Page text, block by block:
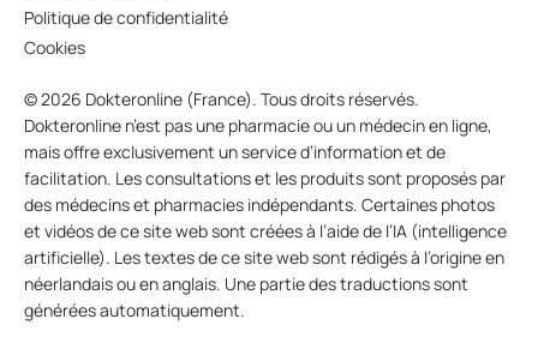
Politique de confidentialité
Cookies
© 2026 Dokteronline (France). Tous droits réservés.
Dokteronline n’est pas une pharmacie ou un médecin en ligne,
mais offre exclusivement un service d’information et de
facilitation. Les consultations et les produits sont proposés par
des médecins et pharmacies indépendants. Certaines photos
et vidéos de ce site web sont créées à l’aide de l’IA (intelligence
artificielle). Les textes de ce site web sont rédigés à l’origine en
néerlandais ou en anglais. Une partie des traductions sont
générées automatiquement.